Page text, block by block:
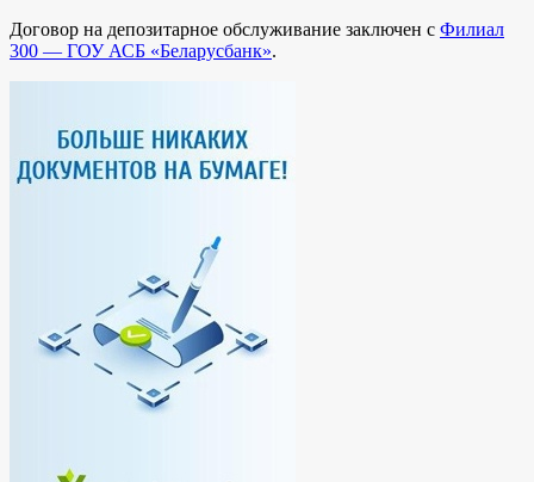
Договор на депозитарное обслуживание заключен с Филиал
300 — ГОУ АСБ «Беларусбанк».